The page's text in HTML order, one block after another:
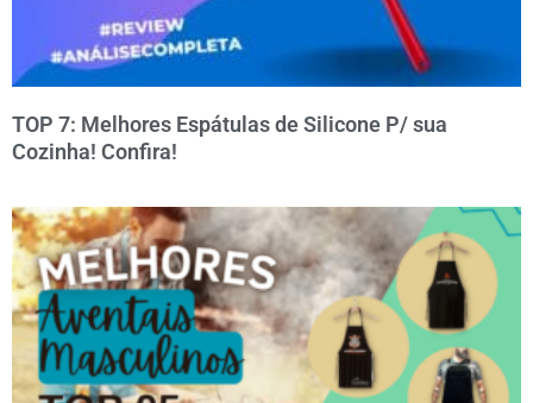
TOP 7: Melhores Espátulas de Silicone P/ sua
Cozinha! Confira!